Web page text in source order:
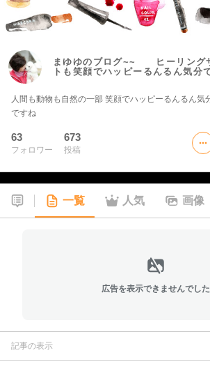
まゆゆのブログ~~ ヒーリング
トも笑顔でハッピーるんるん気分
人間も動物も自然の一部 笑顔でハッピーるんるん気
ですね
63
フォロワー
673
投稿
一覧 人気 画像
広告を表示できませんでした
記事の表示